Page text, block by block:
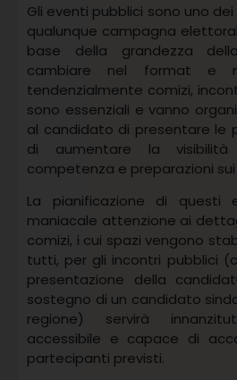
Gli eventi pubblici sono uno
qualunque campagna
base della grandezza
cambiare nel format e
tendenzialmente comizi,
sono essenziali e vanno
al candidato di presentare le
di aumentare la
competenza e preparazioni
La pianificazione di questi
maniacale attenzione ai
comizi, i cui spazi vengono
tutti, per gli incontri pubblici
presentazione della
sostegno di un candidato
regione) servirà
accessibile e capace di
partecipanti previsti.